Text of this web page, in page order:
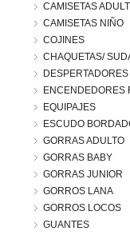
CAMISETAS
CAMISETAS NIÑO
COJINES
CHAQUETAS/
DESPERTADORES
ENCENDEDORES
EQUIPAJES
ESCUDO
GORRAS ADULTO
GORRAS BABY
GORRAS JUNIOR
GORROS LANA
GORROS LOCOS
GUANTES